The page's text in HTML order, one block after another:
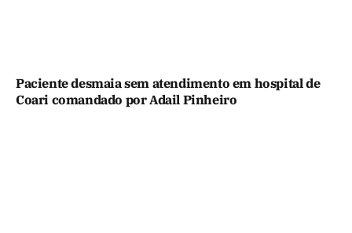
Paciente desmaia sem atendimento em hospital de
Coari comandado por Adail Pinheiro